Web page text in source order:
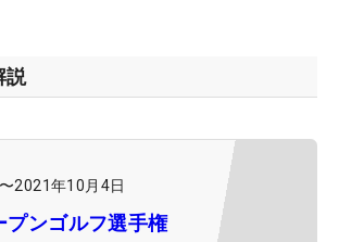
説
〜2021年10月4日
プンゴルフ選手権